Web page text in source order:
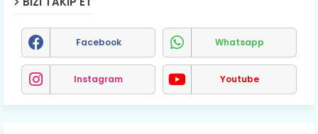
Facebook Whatsapp
Instagram Youtube